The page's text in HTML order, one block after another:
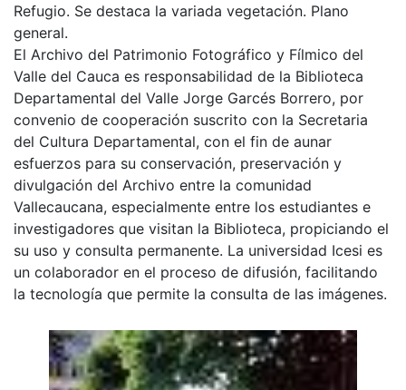
Refugio. Se destaca la variada vegetación. Plano
general.
El Archivo del Patrimonio Fotográfico y Fílmico del
Valle del Cauca es responsabilidad de la Biblioteca
Departamental del Valle Jorge Garcés Borrero, por
convenio de cooperación suscrito con la Secretaria
del Cultura Departamental, con el fin de aunar
esfuerzos para su conservación, preservación y
divulgación del Archivo entre la comunidad
Vallecaucana, especialmente entre los estudiantes e
investigadores que visitan la Biblioteca, propiciando el
su uso y consulta permanente. La universidad Icesi es
un colaborador en el proceso de difusión, facilitando
la tecnología que permite la consulta de las imágenes.